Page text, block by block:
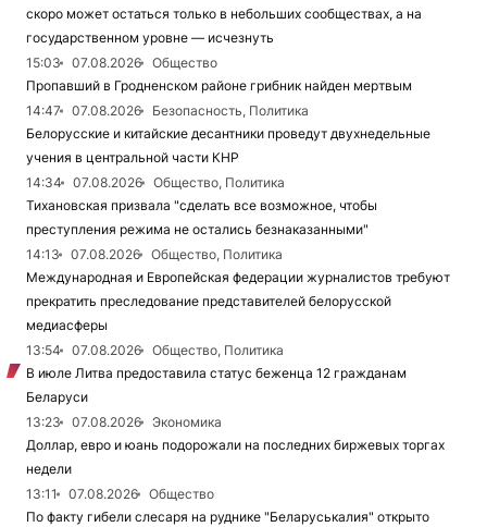
скоро может остаться только в небольших сообществах, а на
государственном уровне — исчезнуть
15:03
07.08.2026
Общество
Пропавший в Гродненском районе грибник найден мертвым
14:47
07.08.2026
Безопасность, Политика
Белорусские и китайские десантники проведут двухнедельные
учения в центральной части КНР
14:34
07.08.2026
Общество, Политика
Тихановская призвала "сделать все возможное, чтобы
преступления режима не остались безнаказанными"
14:13
07.08.2026
Общество, Политика
Международная и Европейская федерации журналистов требуют
прекратить преследование представителей белорусской
медиасферы
13:54
07.08.2026
Общество, Политика
В июле Литва предоставила статус беженца 12 гражданам
Беларуси
13:23
07.08.2026
Экономика
Доллар, евро и юань подорожали на последних биржевых торгах
недели
13:11
07.08.2026
Общество
По факту гибели слесаря на руднике "Беларуськалия" открыто